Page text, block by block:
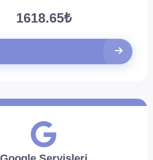
1618.65₺